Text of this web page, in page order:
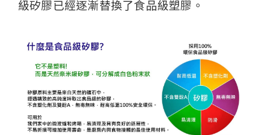
級矽膠已經逐漸替換了食品級塑膠。